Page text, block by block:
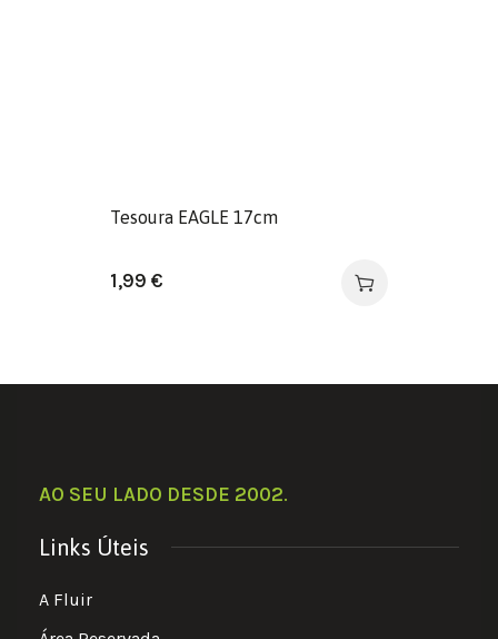
Tesoura EAGLE 17cm
1,99 €
AO SEU LADO DESDE 2002.
Links Úteis
A Fluir